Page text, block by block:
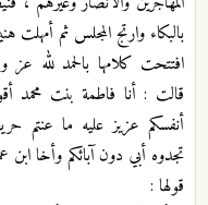
بالبكاء وارتج المجلس ثم
افتتحت كلامها بالحمد لله عز
قالت : أنا فاطمة بنت محمد
أنفسكم عزيز عليه ما عنتم
تجدوه أبي دون آبائكم وأخا
قولها :